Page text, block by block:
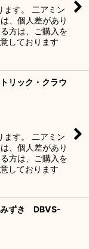
ます。 二アミン
、個人差があり
方は、ご購入を
しております
リック・クラウ
ます。 二アミン
、個人差があり
方は、ご購入を
しております
みずき DBVS-